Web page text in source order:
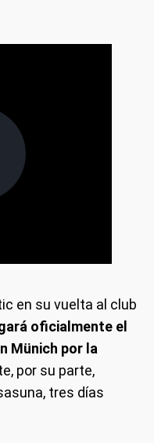
en su vuelta al club
oficialmente el
Münich por la
por su parte,
tres días